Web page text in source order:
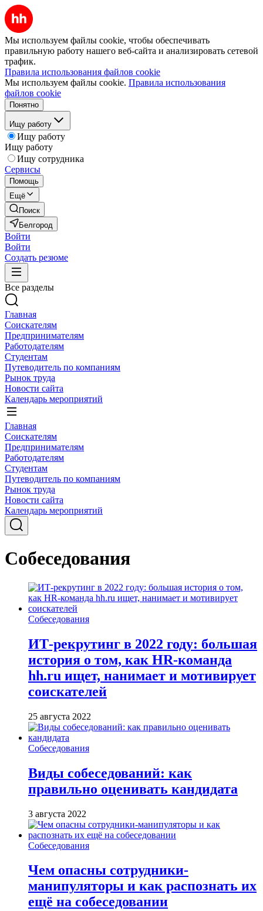
Мы используем файлы cookie, чтобы обеспечивать
правильную работу нашего веб-сайта и анализировать сетевой
трафик.
Правила использования файлов cookie
Мы используем файлы cookie. Правила использования
файлов cookie
Понятно
Ищу работу
Ищу работу
Ищу работу
Ищу сотрудника
Сервисы
Помощь
Ещё
Поиск
Белгород
Войти
Войти
Создать резюме
Все разделы
Главная
Соискателям
Предпринимателям
Работодателям
Студентам
Путеводитель по компаниям
Рынок труда
Новости сайта
Календарь мероприятий
Главная
Соискателям
Предпринимателям
Работодателям
Студентам
Путеводитель по компаниям
Рынок труда
Новости сайта
Календарь мероприятий
Собеседования
Собеседования
ИТ-рекрутинг в 2022 году: большая
история о том, как HR-команда
hh.ru ищет, нанимает и мотивирует
соискателей
25 августа 2022
Собеседования
Виды собеседований: как
правильно оценивать кандидата
3 августа 2022
Собеседования
Чем опасны сотрудники-
манипуляторы и как распознать их
ещё на собеседовании